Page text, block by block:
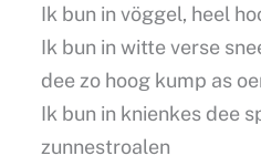
Ik bun in vöggel, heel
Ik bun in witte verse
dee zo hoog kump as
Ik bun in knienkes dee
zunnestroalen